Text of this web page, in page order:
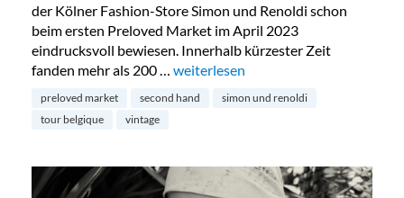
der Kölner Fashion-Store Simon und Renoldi schon
beim ersten Preloved Market im April 2023
eindrucksvoll bewiesen. Innerhalb kürzester Zeit
fanden mehr als 200 … „Preloved Market by Simon &
weiterlesen
preloved market second hand
simon und renoldi
tour belgique
vintage